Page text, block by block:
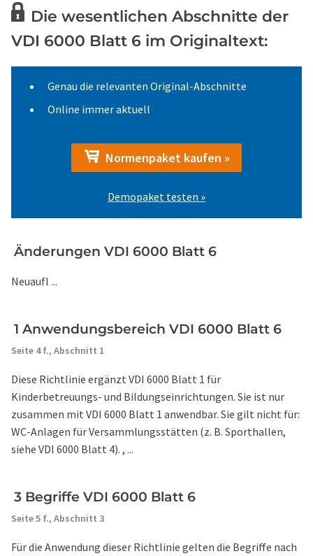
Die wesentlichen Abschnitte der
VDI 6000 Blatt 6 im Originaltext:
Genau die relevanten Original-Abschnitte
Online immer aktuell
Normenpaket kaufen »
Demopaket testen »
Änderungen VDI 6000 Blatt 6
Neuaufl ...
1 Anwendungsbereich VDI 6000 Blatt 6
Seite 4 f., Abschnitt 1
Diese Richtlinie ergänzt VDI 6000 Blatt 1 für
Kinderbetreuungs- und Bildungseinrichtungen. Sie ist nur
zusammen mit VDI 6000 Blatt 1 anwendbar. Sie gilt nicht für:
WC-Anlagen für Versammlungsstätten (z. B. Sporthallen,
siehe VDI 6000 Blatt 4). , ...
3 Begriffe VDI 6000 Blatt 6
Seite 5 f., Abschnitt 3
Für die Anwendung dieser Richtlinie gelten die Begriffe nach